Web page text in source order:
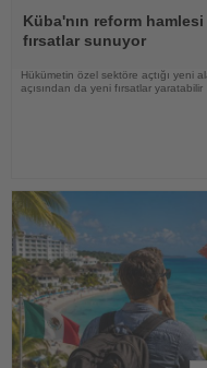
Oku
Küba'nın reform hamlesi
fırsatlar sunuyor
Hükümetin özel sektöre açtığı yeni
açısından da yeni fırsatlar yaratabilir